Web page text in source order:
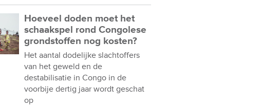
Hoeveel doden moet het
schaakspel rond Congolese
grondstoffen nog kosten?
Het aantal dodelijke slachtoffers
van het geweld en de
destabilisatie in Congo in de
voorbije dertig jaar wordt geschat
op